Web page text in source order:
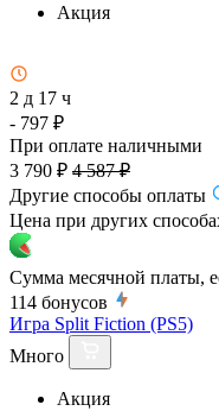
Акция
2 д 17 ч
- 797 ₽
При оплате наличными
3 790 ₽ 4 587 ₽
Другие способы оплаты
Цена при других
Сумма месячной платы,
114 бонусов
Игра Split Fiction (PS5)
Много
Акция